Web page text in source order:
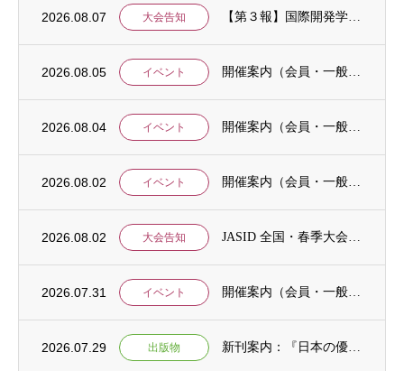
2026.08.07 大会告知
2026.08.05 イベント
2026.08.04 イベント
2026.08.02 イベント
2026.08.02 大会告知
2026.07.31 イベント
2026.07.29 出版物